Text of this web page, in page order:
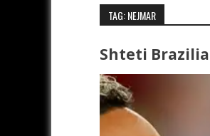
TAG: NEJMAR
Shteti